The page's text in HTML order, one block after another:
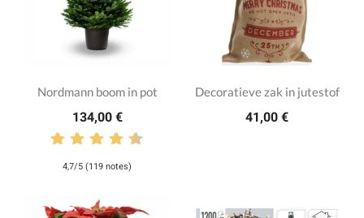
Nordmann boom in pot
134,00 €
4,7/5 (119 notes)
Decoratieve zak in jutestof
41,00 €